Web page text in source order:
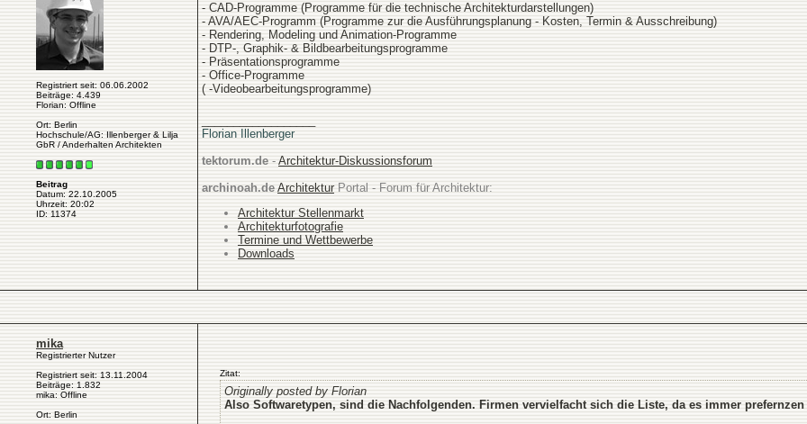
Registriert seit: 06.06.2002
Beiträge: 4.439
Florian: Offline
Ort: Berlin
Hochschule/AG: Illenberger & Lilja
GbR / Anderhalten Architekten
Beitrag
Datum: 22.10.2005
Uhrzeit: 20:02
ID: 11374
- CAD-Programme (Programme für die technische Architekturdarstellungen)
- AVA/AEC-Programm (Programme zur die Ausführungsplanung - Kosten, Termin & Ausschreibung)
- Rendering, Modeling und Animation-Programme
- DTP-, Graphik- & Bildbearbeitungsprogramme
- Präsentationsprogramme
- Office-Programme
( -Videobearbeitungsprogramme)
Florian Illenberger
tektorum.de - Architektur-Diskussionsforum
archinoah.de ArchitekturPortal - Forum für Architektur:
Architektur Stellenmarkt
Architekturfotografie
Termine und Wettbewerbe
Downloads
mika
Registrierter Nutzer
Registriert seit: 13.11.2004
Beiträge: 1.832
mika: Offline
Ort: Berlin
Zitat:
Originally posted by Florian
Also Softwaretypen, sind die Nachfolgenden. Firmen vervielfacht sich die Liste, da es immer